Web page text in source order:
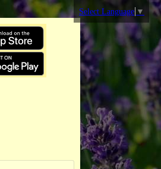
Select Language ▼